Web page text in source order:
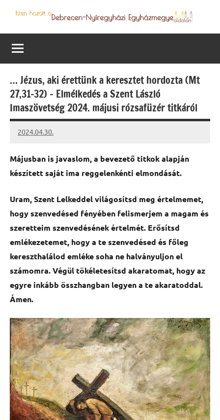
content
Debrecen-
Nyíregyházi
Egyházmegye
programjai
… Jézus, aki érettünk a keresztet hordozta (Mt
27,31-32) – Elmélkedés a Szent László
Imaszövetség 2024. májusi rózsafüzér titkáról
2024.04.30.
kovacs.agi
Májusban is javaslom, a bevezető titkok alapján
készített saját ima reggelenkénti elmondását.
Uram, Szent Lelkeddel világosítsd meg értelmemet,
hogy szenvedésed fényében felismerjem a magam és
szeretteim szenvedésének értelmét. Erősítsd
emlékezetemet, hogy a te szenvedésed és főleg
kereszthalálod emléke soha ne halványuljon el
számomra. Végül tökéletesítsd akaratomat, hogy az
egyre inkább összhangban legyen a te akaratoddal.
Ámen.